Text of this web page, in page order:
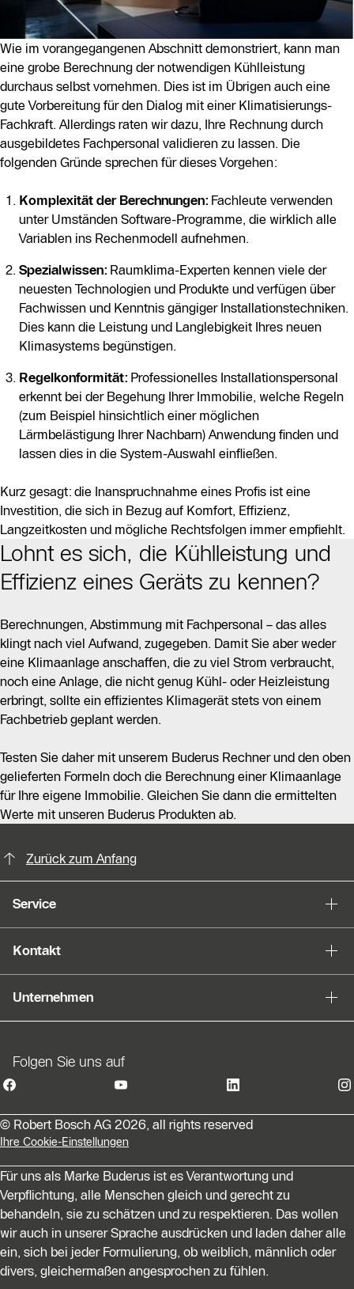
Wie im vorangegangenen Abschnitt demonstriert, kann man
eine grobe Berechnung der notwendigen Kühlleistung
durchaus selbst vornehmen. Dies ist im Übrigen auch eine
gute Vorbereitung für den Dialog mit einer Klimatisierungs-
Fachkraft. Allerdings raten wir dazu, Ihre Rechnung durch
ausgebildetes Fachpersonal validieren zu lassen. Die
folgenden Gründe sprechen für dieses Vorgehen:
Komplexität der Berechnungen: Fachleute verwenden
unter Umständen Software-Programme, die wirklich alle
Variablen ins Rechenmodell aufnehmen.
Spezialwissen: Raumklima-Experten kennen viele der
neuesten Technologien und Produkte und verfügen über
Fachwissen und Kenntnis gängiger Installationstechniken.
Dies kann die Leistung und Langlebigkeit Ihres neuen
Klimasystems begünstigen.
Regelkonformität: Professionelles Installationspersonal
erkennt bei der Begehung Ihrer Immobilie, welche Regeln
(zum Beispiel hinsichtlich einer möglichen
Lärmbelästigung Ihrer Nachbarn) Anwendung finden und
lassen dies in die System-Auswahl einfließen.
Kurz gesagt: die Inanspruchnahme eines Profis ist eine
Investition, die sich in Bezug auf Komfort, Effizienz,
Langzeitkosten und mögliche Rechtsfolgen immer empfiehlt.
Lohnt es sich, die Kühlleistung und
Effizienz eines Geräts zu kennen?
Berechnungen, Abstimmung mit Fachpersonal – das alles
klingt nach viel Aufwand, zugegeben. Damit Sie aber weder
eine Klimaanlage anschaffen, die zu viel Strom verbraucht,
noch eine Anlage, die nicht genug Kühl- oder Heizleistung
erbringt, sollte ein effizientes Klimagerät stets von einem
Fachbetrieb geplant werden.
Testen Sie daher mit unserem Buderus Rechner und den oben
gelieferten Formeln doch die Berechnung einer Klimaanlage
für Ihre eigene Immobilie. Gleichen Sie dann die ermittelten
Werte mit unseren Buderus Produkten ab.
Zurück zum Anfang
Service
Kontakt
Unternehmen
Folgen Sie uns auf
© Robert Bosch AG 2026, all rights reserved
Ihre Cookie-Einstellungen
Für uns als Marke Buderus ist es Verantwortung und
Verpflichtung, alle Menschen gleich und gerecht zu
behandeln, sie zu schätzen und zu respektieren. Das wollen
wir auch in unserer Sprache ausdrücken und laden daher alle
ein, sich bei jeder Formulierung, ob weiblich, männlich oder
divers, gleichermaßen angesprochen zu fühlen.